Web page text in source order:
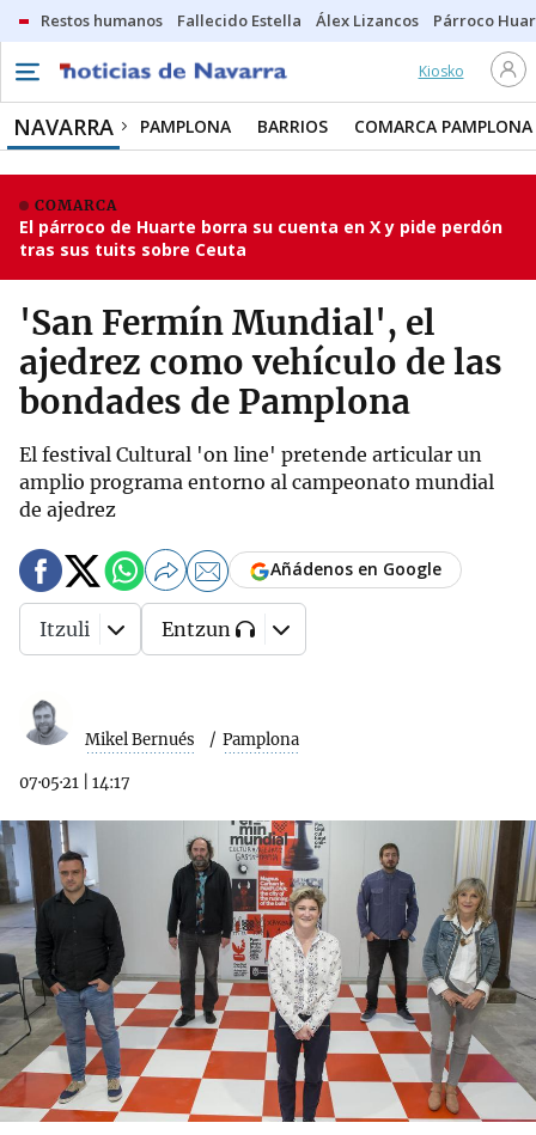
Restos humanos Fallecido Estella Álex Lizancos Párroco
Kiosko
NAVARRA PAMPLONA BARRIOS COMARCA PAMPLONA
COMARCA
El párroco de Huarte borra su cuenta en X y pide perdón
tras sus tuits sobre Ceuta
'San Fermín Mundial', el
ajedrez como vehículo de las
bondades de Pamplona
El festival Cultural 'on line' pretende articular un
amplio programa entorno al campeonato mundial
de ajedrez
Mikel Bernués Pamplona
07·05·21 14:17
Añádenos en Google
Itzuli Entzun